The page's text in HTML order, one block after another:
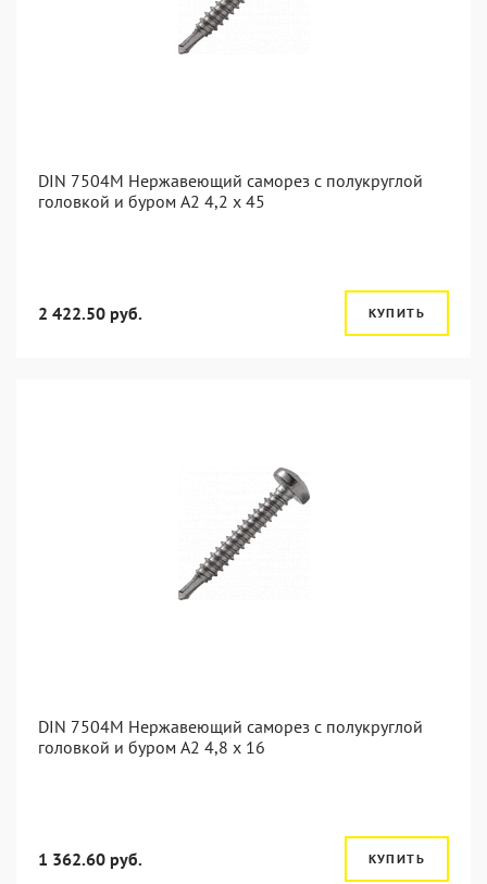
DIN 7504M Нержавеющий саморез с полукруглой
головкой и буром А2 4,2 x 45
2 422.50 руб. КУПИТЬ
DIN 7504M Нержавеющий саморез с полукруглой
головкой и буром А2 4,8 x 16
1 362.60 руб. КУПИТЬ